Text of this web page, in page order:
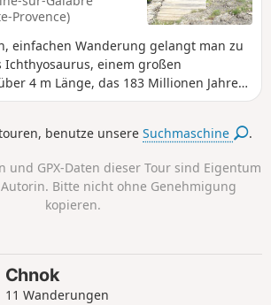
Provence)
einfachen Wanderung gelangt man zu
Ichthyosaurus, einem großen
4 m Länge, das 183 Millionen Jahre
an einer eher kühlen Schlucht
zum Col du Jas hinaufführt. Die
benutze unsereSuchmaschine .
und GPX-Daten dieser Tour sind Eigentum
Bitte nicht ohne Genehmigung
kopieren.
Chnok
11 Wanderungen